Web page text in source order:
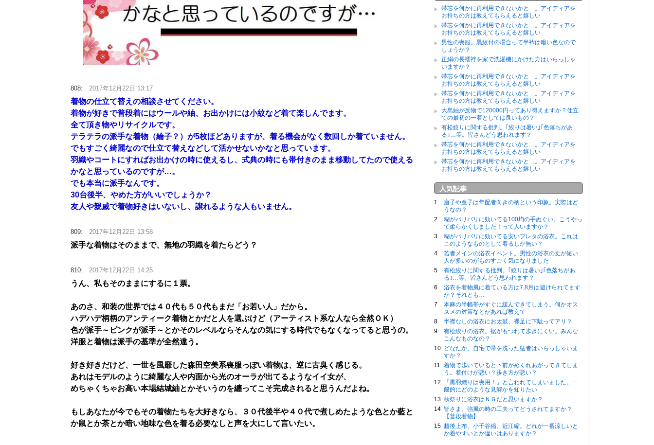
808: 2017年12月22日 13:17
着物の仕立て替えの相談させてください。
着物が好きで普段着にはウールや紬、お出かけには小紋など着て楽しんでます。
全て頂き物やリサイクルです。
テラテラの派手な着物（綸子？）が5枚ほどありますが、着る機会がなく数回しか着ていません。
でもすごく綺麗なので仕立て替えなどして活かせないかなと思っています。
羽織やコートにすればお出かけの時に使えるし、式典の時にも帯付きのまま移動してたので使える
かなと思っているのですが…。
でも本当に派手なんです。
30台後半、やめた方がいいでしょうか？
友人や親戚で着物好きはいないし、譲れるような人もいません。
809: 2017年12月22日 13:58
派手な着物はそのままで、無地の羽織を着たらどう？
810: 2017年12月22日 14:25
うん、私もそのままにするに１票。
あのさ、和装の世界では４０代も５０代もまだ「お若い人」だから。
ハデハデ柄柄のアンティーク着物とかだと人を選ぶけど（アーティスト系な人なら全然ＯＫ）
色が派手～ピンクが派手～とかそのレベルならそんなの気にする時代でもなくなってると思うの。
洋服と着物は派手の基準が全然違う。
好き好きだけど、一世を風靡した森田空美系喪服っぽい着物は、逆に古臭く感じる。
あれはモデルのように綺麗な人や内面から光のオーラが出てるようなイイ女が、
めちゃくちゃお高い本場結城紬とかそいうのを纏ってこそ完成されると思うんだよね。
もしあなたが今でもその着物たちを大好きなら、３０代後半や４０代で煮しめたような色とか藍と
か鼠とか茶とか暗い地味な色を着る必要なしと声を大にして言いたい。
帯芯を何かに再利用できないかと…。アイディアを
お持ちの方は教えてもらえると嬉しい
帯芯を何かに再利用できないかと…。アイディアを
お持ちの方は教えてもらえると嬉しい
男性の喪服。黒紋付の場合って半衿は暗い色なので
しょうか？
正絹の長襦袢を家で洗濯機にかけた方はいらっしゃ
いますか？
帯芯を何かに再利用できないかと…。アイディアを
お持ちの方は教えてもらえると嬉しい
帯芯を何かに再利用できないかと…。アイディアを
お持ちの方は教えてもらえると嬉しい
大島紬が反物で120000円ってあり得えますか？仕立
ての最初の一着としては良いもの？
有松絞りに関する批判。｢絞りは暑い｣｢色落ちがあ
る｣…等。皆さんどう思われます？
帯芯を何かに再利用できないかと…。アイディアを
お持ちの方は教えてもらえると嬉しい
帯芯を何かに再利用できないかと…。アイディアを
お持ちの方は教えてもらえると嬉しい
人気記事
唐子や童子は年配者向きの柄という印象。実際はど
うなの？
糊がバリバリに効いてる100均の手ぬぐい。こうやっ
て柔らかくしました！って人いますか？
糊がバリバリに効いてる安いプレタの浴衣。これは
このようなものとして着るしか無い？
若者メインの浴衣イベント。男性の浴衣の丈が短い
人が多いのがものすごく気になりました
有松絞りに関する批判。｢絞りは暑い｣｢色落ちがあ
る｣…等。皆さんどう思われます？
浴衣を着物風に着ている方は7,8月は避けられてます
か？それとも…
本麻の半幅帯がすぐに緩んできてしまう。何かオス
スメの対策などがあれば教えて
半襟なしの浴衣にお太鼓、裸足に下駄ってアリ？
有松絞りの浴衣。裾がもつれて歩きにくい。みんな
こんなものなの？
どなたか、自宅で帯を洗った猛者はいらっしゃいま
すか？
着物で歩いていると下前がめくれあがってきてしま
う。着付けが悪い？歩き方が悪い？
「黒羽織りは喪用！」と言われてしまいました。一
般的にどのような見解かを知りたい
秋祭りに浴衣はＮＧだと思いますか？
皆さま、強風の時の工夫ってどうされてますか？
【普段着物】
越後上布、小千谷縮、近江縮。どれが一番涼しいと
か着やすいとか違いはありますか？